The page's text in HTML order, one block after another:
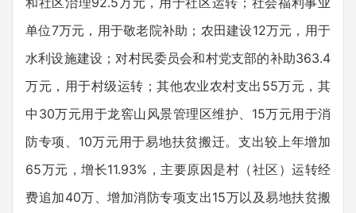
单位7万元，用于敬老院补助；农田建设12万元，用于
水利设施建设；对村民委员会和村党支部的补助363.4
万元，用于村级运转；其他农业农村支出55万元，其
中30万元用于龙窖山风景管理区维护、15万元用于消
防专项、10万元用于易地扶贫搬迁。支出较上年增加
65万元，增长11.93%，主要原因是村（社区）运转经
费追加40万、增加消防专项支出15万以及易地扶贫搬